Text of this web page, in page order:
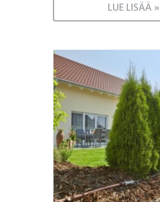
LUE LISÄÄ »